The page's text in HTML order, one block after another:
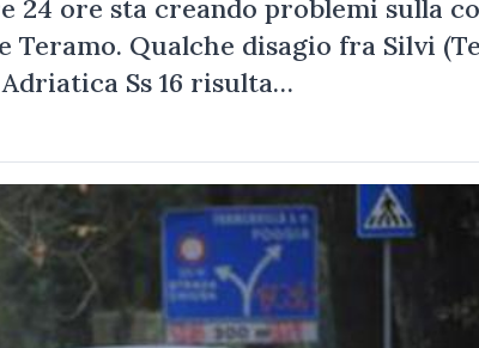
24 ore sta creando problemi sulla
Qualche disagio fra Silvi
Ss 16 risulta…